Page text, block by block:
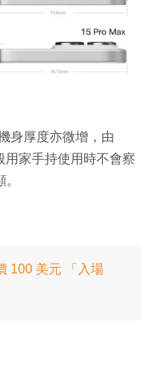
身厚度亦微增，由
用家手持使用時不會察
100 美元 「入場